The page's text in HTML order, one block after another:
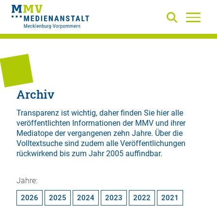
Archiv
Transparenz ist wichtig, daher finden Sie hier alle
veröffentlichten Informationen der MMV und ihrer
Mediatope der vergangenen zehn Jahre. Über die
Volltextsuchesind zudem alle Veröffentlichungen
rückwirkend bis zum Jahr 2005 auffindbar.
Jahre:
2026 2025 2024 2023 2022 2021